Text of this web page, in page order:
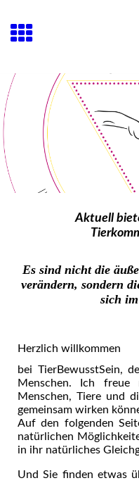
Aktuell
Es sind nicht die
verändern, sondern
sich
Herzlich willkommen
bei TierBewusstSein,
Menschen. Ich
Menschen, Tiere und
gemeinsam wirken
Auf den folgenden
natürlichen
in ihr natürliches
Und Sie finden etwas